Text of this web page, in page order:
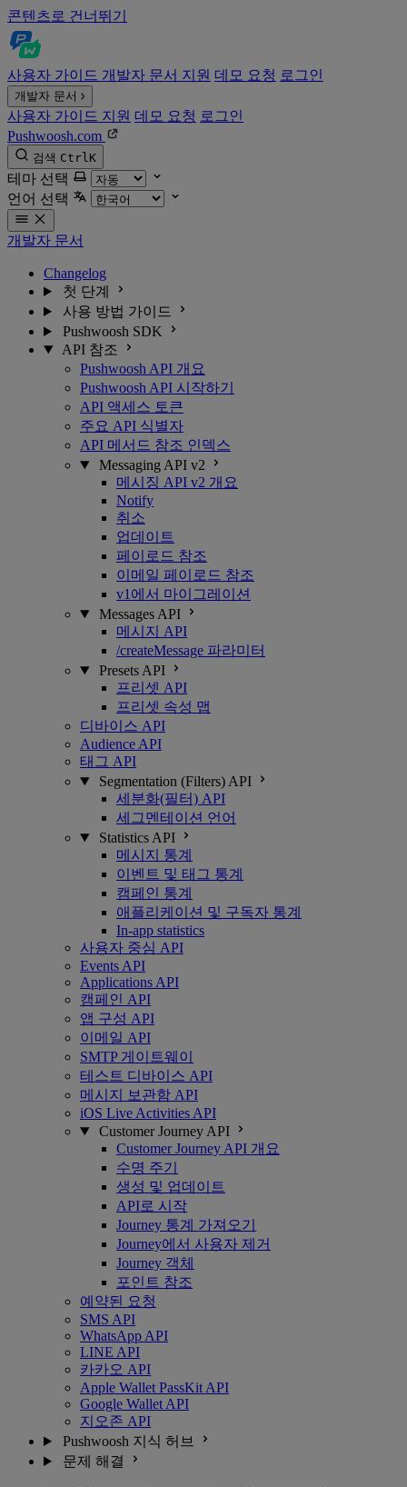
콘텐츠로 건너뛰기
사용자 가이드 개발자 문서 지원 데모 요청 로그인
개발자 문서
사용자 가이드 지원 데모 요청 로그인
Pushwoosh.com
검색 CtrlK
테마 선택
언어 선택
개발자 문서
Changelog
첫 단계
사용 방법 가이드
Pushwoosh SDK
API 참조
Pushwoosh API 개요
Pushwoosh API 시작하기
API 액세스 토큰
주요 API 식별자
API 메서드 참조 인덱스
Messaging API v2
메시징 API v2 개요
Notify
취소
업데이트
페이로드 참조
이메일 페이로드 참조
v1에서 마이그레이션
Messages API
메시지 API
/createMessage 파라미터
Presets API
프리셋 API
프리셋 속성 맵
디바이스 API
Audience API
태그 API
Segmentation (Filters) API
세분화(필터) API
세그멘테이션 언어
Statistics API
메시지 통계
이벤트 및 태그 통계
캠페인 통계
애플리케이션 및 구독자 통계
In-app statistics
사용자 중심 API
Events API
Applications API
캠페인 API
앱 구성 API
이메일 API
SMTP 게이트웨이
테스트 디바이스 API
메시지 보관함 API
iOS Live Activities API
Customer Journey API
Customer Journey API 개요
수명 주기
생성 및 업데이트
API로 시작
Journey 통계 가져오기
Journey에서 사용자 제거
Journey 객체
포인트 참조
예약된 요청
SMS API
WhatsApp API
LINE API
카카오 API
Apple Wallet PassKit API
Google Wallet API
지오존 API
Pushwoosh 지식 허브
문제 해결